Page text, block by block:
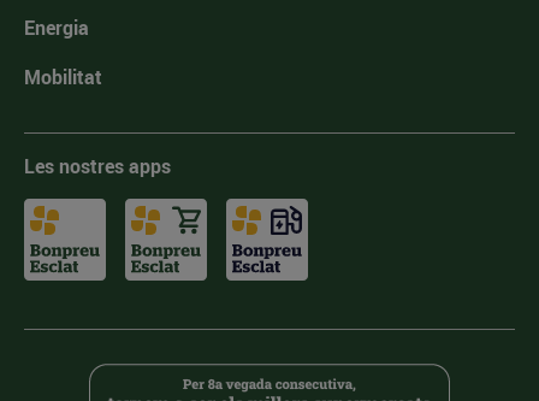
Energia
Mobilitat
Les nostres apps